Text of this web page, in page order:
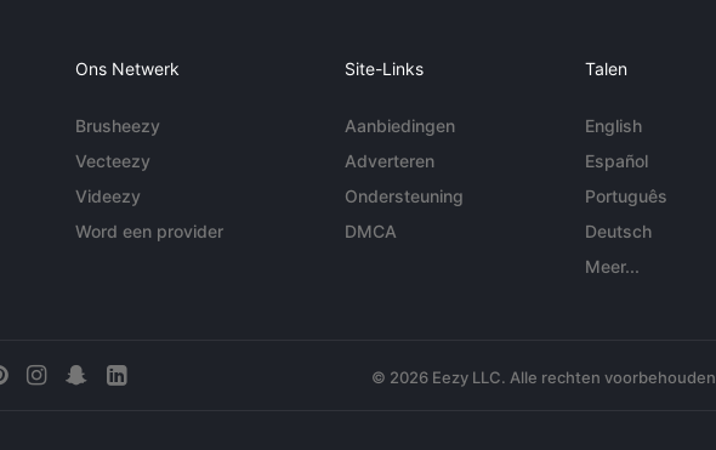
Ons Netwerk
Brusheezy
Vecteezy
Videezy
Word een provider
Site-Links
Aanbiedingen
Adverteren
Ondersteuning
DMCA
Talen
English
Español
Português
Deutsch
Meer...
© 2026 Eezy LLC. Alle rechten voorbehouden